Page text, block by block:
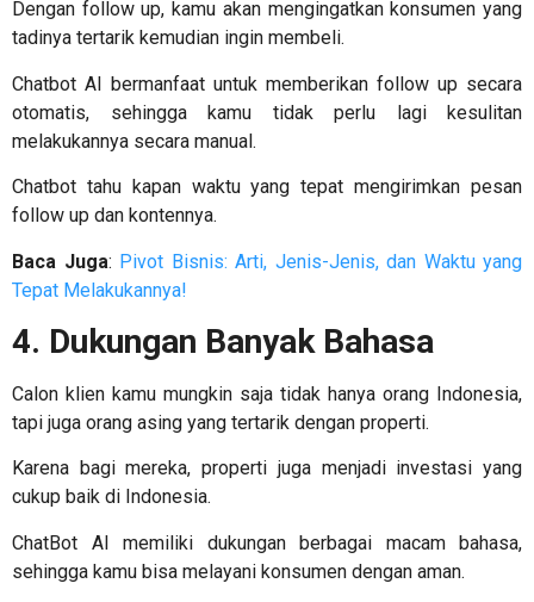
Dengan follow up, kamu akan mengingatkan konsumen yang
tadinya tertarik kemudian ingin membeli.
Chatbot AI bermanfaat untuk memberikan follow up secara
otomatis, sehingga kamu tidak perlu lagi kesulitan
melakukannya secara manual.
Chatbot tahu kapan waktu yang tepat mengirimkan pesan
follow up dan kontennya.
Baca Juga: Pivot Bisnis: Arti, Jenis-Jenis, dan Waktu yang
Tepat Melakukannya!
4. Dukungan Banyak Bahasa
Calon klien kamu mungkin saja tidak hanya orang Indonesia,
tapi juga orang asing yang tertarik dengan properti.
Karena bagi mereka, properti juga menjadi investasi yang
cukup baik di Indonesia.
ChatBot AI memiliki dukungan berbagai macam bahasa,
sehingga kamu bisa melayani konsumen dengan aman.